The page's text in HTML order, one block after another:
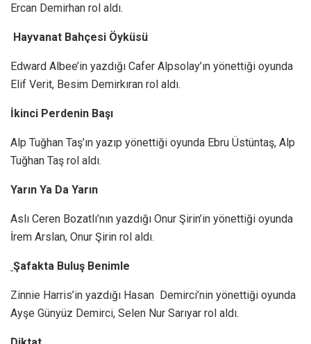
Ercan Demirhan rol aldı.
Hayvanat Bahçesi Öyküsü
Edward Albee’in yazdığı Cafer Alpsolay’ın yönettiği oyunda
Elif Verit, Besim Demirkıran rol aldı.
İkinci Perdenin Başı
Alp Tuğhan Taş’ın yazıp yönettiği oyunda Ebru Üstüntaş, Alp
Tuğhan Taş rol aldı.
Yarın Ya Da Yarın
Aslı Ceren Bozatlı’nın yazdığı Onur Şirin’in yönettiği oyunda
İrem Arslan, Onur Şirin rol aldı.
Şafakta Buluş Benimle
Zinnie Harris’in yazdığı Hasan Demirci’nin yönettiği oyunda
Ayşe Günyüz Demirci, Selen Nur Sarıyar rol aldı.